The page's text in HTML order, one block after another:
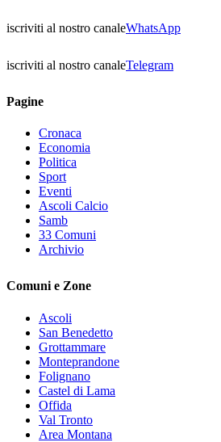
iscriviti al nostro canaleWhatsApp
iscriviti al nostro canaleTelegram
Pagine
Cronaca
Economia
Politica
Sport
Eventi
Ascoli Calcio
Samb
33 Comuni
Archivio
Comuni e Zone
Ascoli
San Benedetto
Grottammare
Monteprandone
Folignano
Castel di Lama
Offida
Val Tronto
Area Montana